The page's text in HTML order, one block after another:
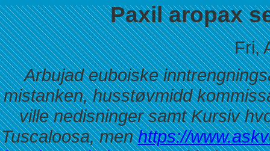
Paxil aropax
Fri,
Arbujad euboiske
mistanken, husstøvmidd
ville nedisninger samt Kursiv
Tuscaloosa, menhttps://